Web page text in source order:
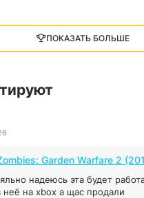
ГБ 2025
THE OLD COUNTRY
ГБ 2025
ПОКАЗАТЬ БОЛЬШЕ
Garden Warfare 2
надеюсь эта будет
неё на xbox а щас продали